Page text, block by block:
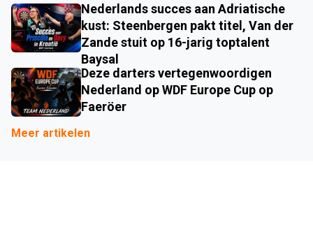
Nederlands succes aan Adriatische
kust: Steenbergen pakt titel, Van der
Zande stuit op 16-jarig toptalent
Baysal
Deze darters vertegenwoordigen
Nederland op WDF Europe Cup op
Faeröer
Meer artikelen